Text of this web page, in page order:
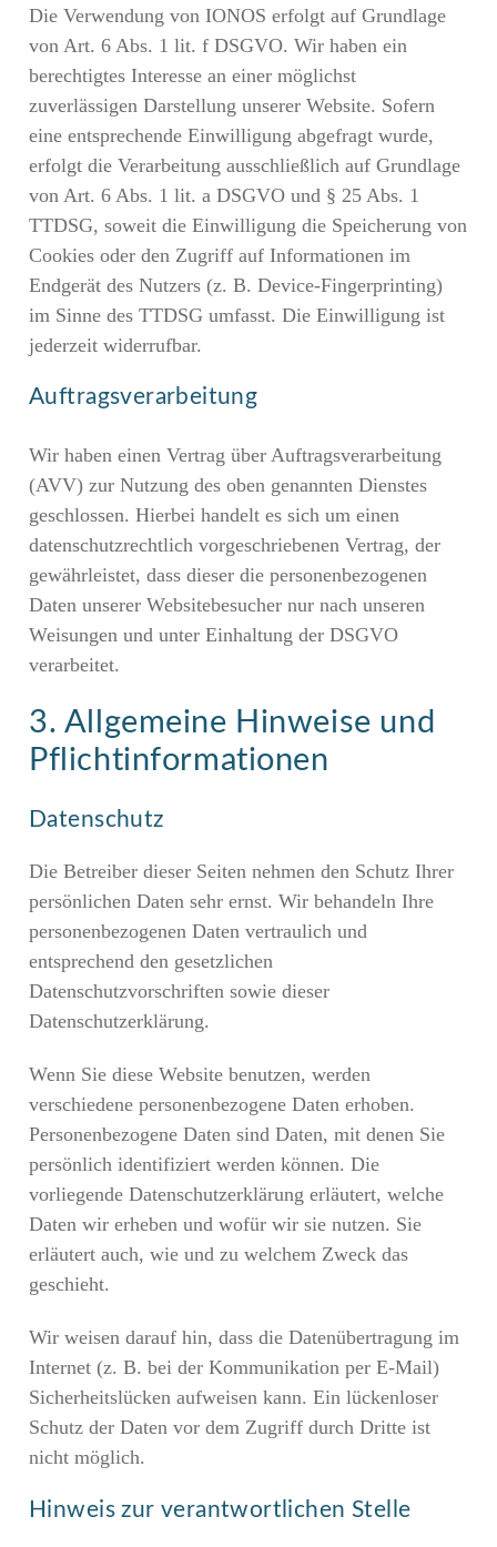
Die Verwendung von IONOS erfolgt auf Grundlage
von Art. 6 Abs. 1 lit. f DSGVO. Wir haben ein
berechtigtes Interesse an einer möglichst
zuverlässigen Darstellung unserer Website. Sofern
eine entsprechende Einwilligung abgefragt wurde,
erfolgt die Verarbeitung ausschließlich auf Grundlage
von Art. 6 Abs. 1 lit. a DSGVO und § 25 Abs. 1
TTDSG, soweit die Einwilligung die Speicherung von
Cookies oder den Zugriff auf Informationen im
Endgerät des Nutzers (z. B. Device-Fingerprinting)
im Sinne des TTDSG umfasst. Die Einwilligung ist
jederzeit widerrufbar.
Auftragsverarbeitung
Wir haben einen Vertrag über Auftragsverarbeitung
(AVV) zur Nutzung des oben genannten Dienstes
geschlossen. Hierbei handelt es sich um einen
datenschutzrechtlich vorgeschriebenen Vertrag, der
gewährleistet, dass dieser die personenbezogenen
Daten unserer Websitebesucher nur nach unseren
Weisungen und unter Einhaltung der DSGVO
verarbeitet.
3. Allgemeine Hinweise und
Pflicht­informationen
Datenschutz
Die Betreiber dieser Seiten nehmen den Schutz Ihrer
persönlichen Daten sehr ernst. Wir behandeln Ihre
personenbezogenen Daten vertraulich und
entsprechend den gesetzlichen
Datenschutzvorschriften sowie dieser
Datenschutzerklärung.
Wenn Sie diese Website benutzen, werden
verschiedene personenbezogene Daten erhoben.
Personenbezogene Daten sind Daten, mit denen Sie
persönlich identifiziert werden können. Die
vorliegende Datenschutzerklärung erläutert, welche
Daten wir erheben und wofür wir sie nutzen. Sie
erläutert auch, wie und zu welchem Zweck das
geschieht.
Wir weisen darauf hin, dass die Datenübertragung im
Internet (z. B. bei der Kommunikation per E-Mail)
Sicherheitslücken aufweisen kann. Ein lückenloser
Schutz der Daten vor dem Zugriff durch Dritte ist
nicht möglich.
Hinweis zur verantwortlichen Stelle